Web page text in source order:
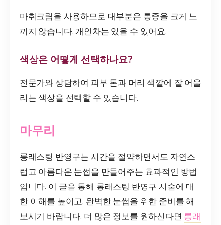
마취크림을 사용하므로 대부분은 통증을 크게 느
끼지 않습니다. 개인차는 있을 수 있어요.
색상은 어떻게 선택하나요?
전문가와 상담하여 피부 톤과 머리 색깔에 잘 어울
리는 색상을 선택할 수 있습니다.
마무리
롱래스팅 반영구는 시간을 절약하면서도 자연스
럽고 아름다운 눈썹을 만들어주는 효과적인 방법
입니다. 이 글을 통해 롱래스팅 반영구 시술에 대
한 이해를 높이고, 완벽한 눈썹을 위한 준비를 해
보시기 바랍니다. 더 많은 정보를 원하신다면 롱래